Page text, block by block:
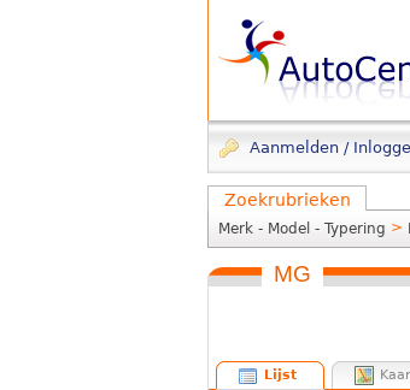
Aanmelden /
Zoekrubrieken
Merk - Model - Typering >
MG
Lijst